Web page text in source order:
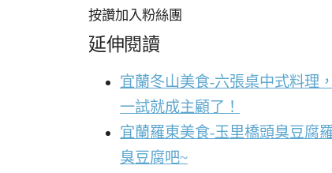
按讚加入粉絲團
延伸閱讀
宜蘭冬山美食-六張桌中式料理
一試就成主顧了！
宜蘭羅東美食-玉里橋頭臭豆腐
臭豆腐吧~